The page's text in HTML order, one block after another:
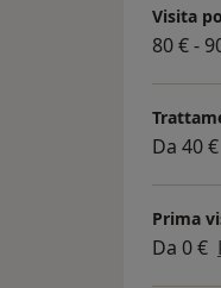
Visita
80 € -
Da 40 €
Prima
Da 0 €